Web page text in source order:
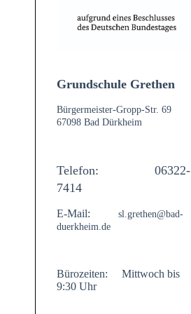
Grundschule Grethen
Bürgermeister-Gropp-Str. 69
67098 Bad Dürkheim
Telefon: 06322-
7414
E-Mail: sl.grethen@bad-
duerkheim.de
Bürozeiten: Mittwoch bis
9:30 Uhr